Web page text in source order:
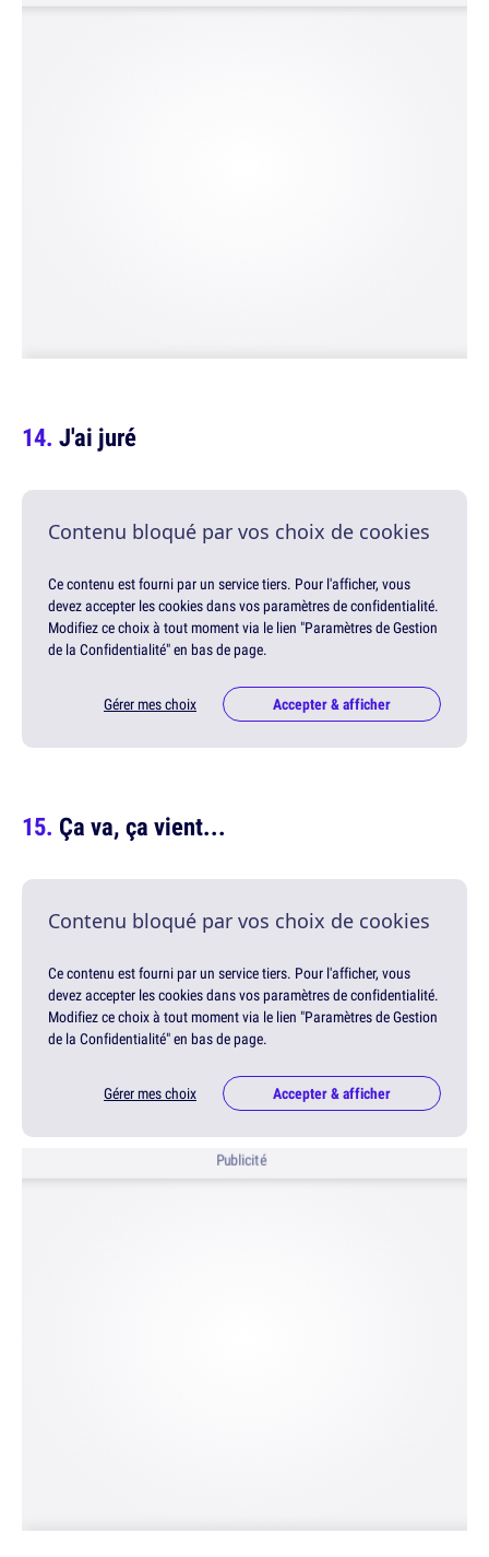
J'ai juré
Contenu bloqué par vos choix de cookies
Ce contenu est fourni par un service tiers. Pour l'afficher, vous
devez accepter les cookies dans vos paramètres de confidentialité.
Modifiez ce choix à tout moment via le lien "Paramètres de Gestion
de la Confidentialité" en bas de page.
Gérer mes choix Accepter & afficher
Ça va, ça vient...
Contenu bloqué par vos choix de cookies
Ce contenu est fourni par un service tiers. Pour l'afficher, vous
devez accepter les cookies dans vos paramètres de confidentialité.
Modifiez ce choix à tout moment via le lien "Paramètres de Gestion
de la Confidentialité" en bas de page.
Gérer mes choix Accepter & afficher
Publicité